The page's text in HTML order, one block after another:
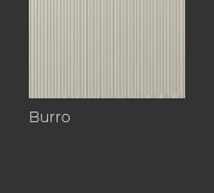
Burro